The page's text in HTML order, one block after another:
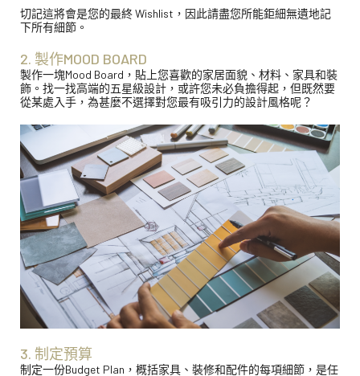
切記這將會是您的最終 Wishlist，因此請盡您所能鉅細無遺地記
下所有細節。
2. 製作MOOD BOARD
製作一塊Mood Board，貼上您喜歡的家居面貌、材料、家具和裝
飾。找一找高端的五星級設計，或許您未必負擔得起，但既然要
從某處入手，為甚麼不選擇對您最有吸引力的設計風格呢？
3. 制定預算
制定一份Budget Plan，概括家具、裝修和配件的每項細節，是任